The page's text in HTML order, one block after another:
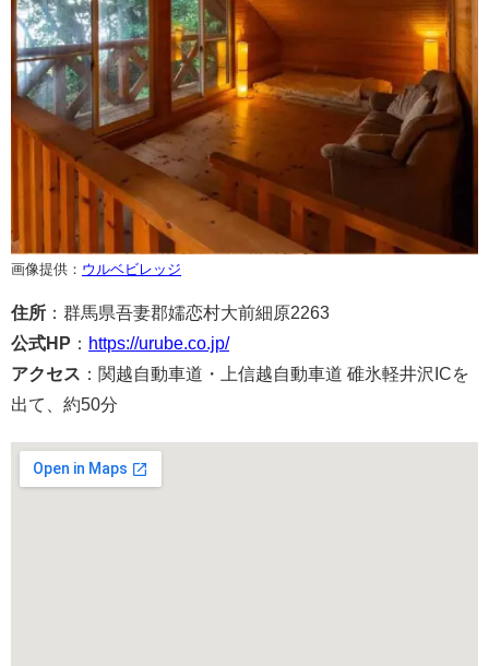
画像提供： ウルベビレッジ
住所 ：群馬県吾妻郡嬬恋村大前細原2263
公式HP ： https://urube.co.jp/
アクセス ：関越自動車道・上信越自動車道 碓氷軽井沢ICを
出て、約50分